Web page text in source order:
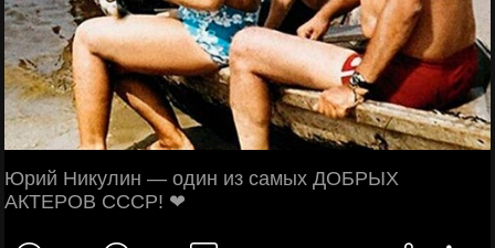
Юрий Никулин — один из самых ДОБРЫХ
АКТЕРОВ СССР! ❤